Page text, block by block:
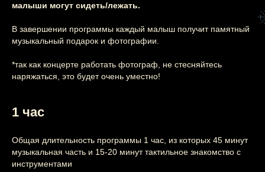
малыши могут сидеть/лежать.
В завершении программы каждый малыш получит памятный
музыкальный подарок и фотографии.
*так как концерте работать фотограф, не стесняйтесь
наряжаться, это будет очень уместно!
1 час
Общая длительность программы 1 час, из которых 45 минут
музыкальная часть и 15-20 минут тактильное знакомство с
инструментами